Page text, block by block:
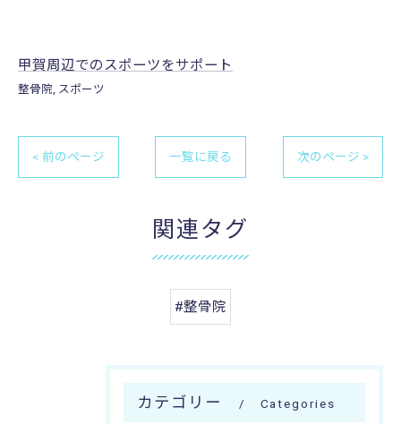
甲賀周辺でのスポーツをサポート
整骨院 スポーツ
< 前のページ 一覧に戻る 次のページ >
関連タグ
#整骨院
カテゴリー Categories